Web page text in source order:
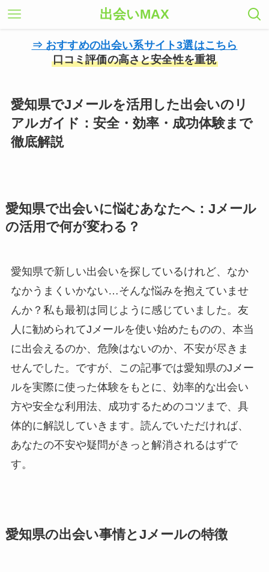
出会いMAX
⇒ おすすめの出会い系サイト3選はこちら
口コミ評価の高さと安全性を重視
愛知県でJメールを活用した出会いのリ
アルガイド：安全・効率・成功体験まで
徹底解説
愛知県で出会いに悩むあなたへ：Jメール
の活用で何が変わる？
愛知県で新しい出会いを探しているけれど、なか
なかうまくいかない…そんな悩みを抱えていませ
んか？私も最初は同じように感じていました。友
人に勧められてJメールを使い始めたものの、本当
に出会えるのか、危険はないのか、不安が尽きま
せんでした。ですが、この記事では愛知県のJメー
ルを実際に使った体験をもとに、効率的な出会い
方や安全な利用法、成功するためのコツまで、具
体的に解説していきます。読んでいただければ、
あなたの不安や疑問がきっと解消されるはずで
す。
愛知県の出会い事情とJメールの特徴